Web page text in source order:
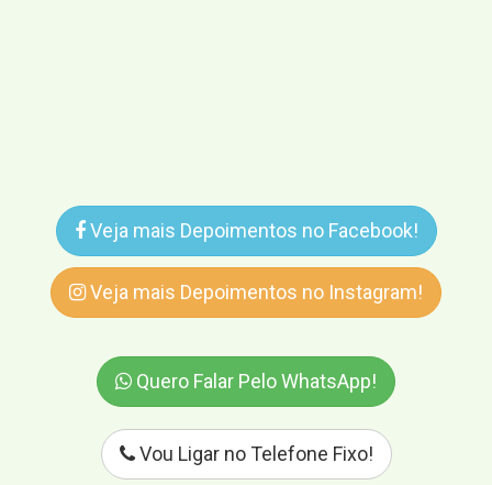
Veja mais Depoimentos no Facebook!
Veja mais Depoimentos no Instagram!
Quero Falar Pelo WhatsApp!
Vou Ligar no Telefone Fixo!